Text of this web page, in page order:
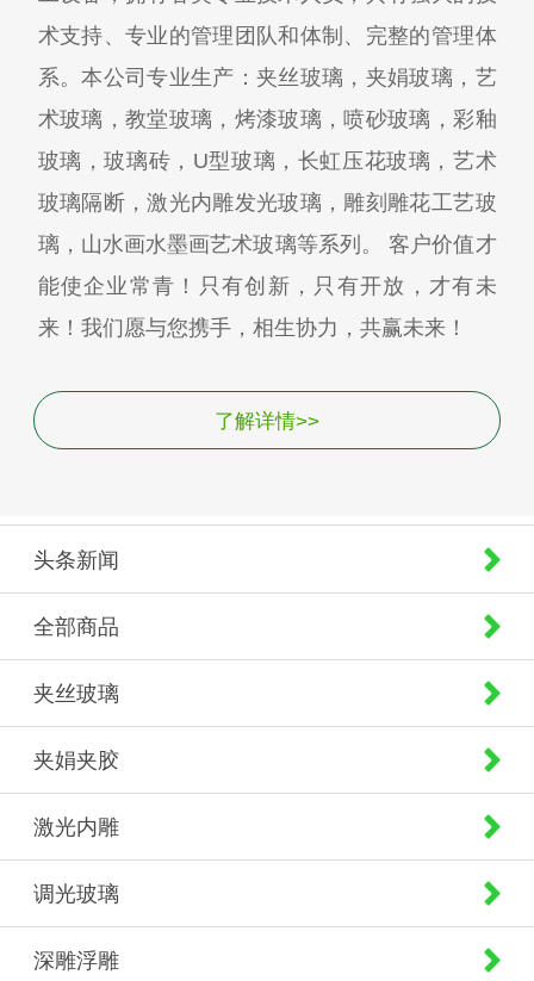
术支持、专业的管理团队和体制、完整的管理体
系。本公司专业生产：夹丝玻璃，夹娟玻璃，艺
术玻璃，教堂玻璃，烤漆玻璃，喷砂玻璃，彩釉
玻璃，玻璃砖，U型玻璃，长虹压花玻璃，艺术
玻璃隔断，激光内雕发光玻璃，雕刻雕花工艺玻
璃，山水画水墨画艺术玻璃等系列。 客户价值才
能使企业常青！只有创新，只有开放，才有未
来！我们愿与您携手，相生协力，共赢未来！
了解详情>>
头条新闻
全部商品
夹丝玻璃
夹娟夹胶
激光内雕
调光玻璃
深雕浮雕